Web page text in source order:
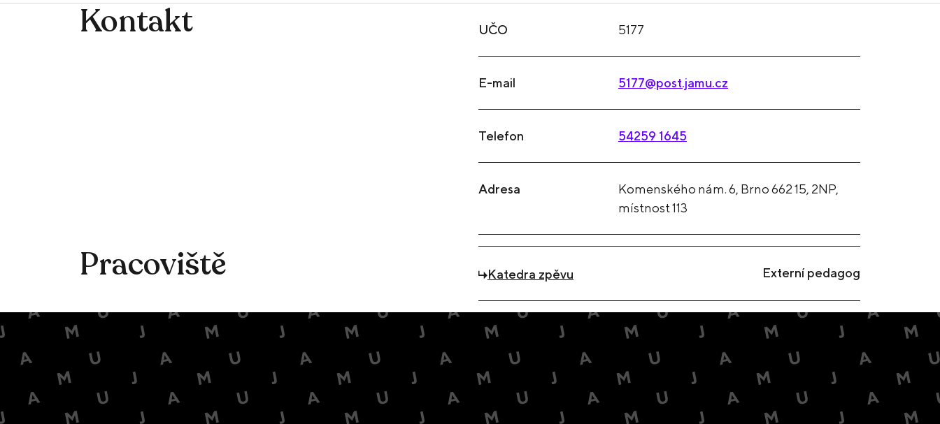
Kontakt UČO 5177
E-mail 5177@post.jamu.cz
Telefon 54259 1645
Adresa
Komenského nám. 6, Brno 662 15, 2NP,
místnost 113
Pracoviště Externí pedagog
Katedra zpěvu